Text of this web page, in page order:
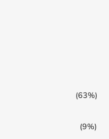
(63%)
(9%)